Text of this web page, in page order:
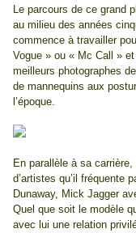
Le parcours de ce grand
au milieu des années
commence à travailler
Vogue » ou « Mc Call »
meilleurs photographes
de mannequins aux
l’époque.
En parallèle à sa
d’artistes qu’il fréquente
Dunaway, Mick Jagger
Quel que soit le modèle
avec lui une relation